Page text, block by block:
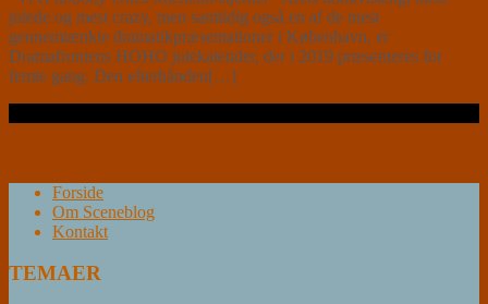
julede og mest crazy, men samtidig også en af de mest
gennemtænkte dramatikpræsentationer i København, er
Dramafrontens HOHO julekalender, der i 2019 præsenteres for
femte gang. Den efterhånden[…]
Forside
Om Sceneblog
Kontakt
TEMAER